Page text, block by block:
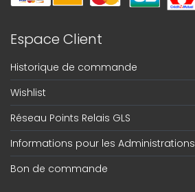
Espace Client
Historique de commande
Wishlist
Réseau Points Relais GLS
Informations pour les Administrations
Bon de commande